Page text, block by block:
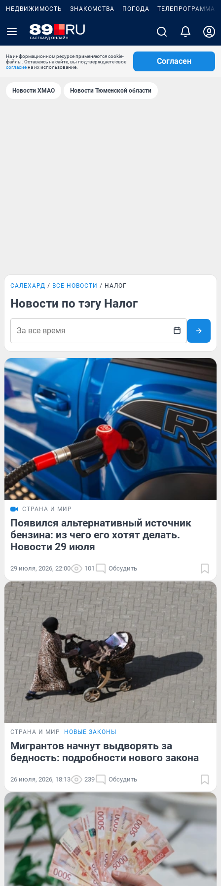
НЕДВИЖИМОСТЬ ЗНАКОМСТВА ПОГОДА ТЕЛЕПРОГРАММА
На информационном ресурсе применяются cookie-
файлы. Оставаясь на сайте, вы подтверждаете свое
согласиена их использование.
Согласен
Новости ХМАО Новости Тюменской области
САЛЕХАРД ВСЕ НОВОСТИ НАЛОГ
Новости по тэгу Налог
СТРАНА И МИР
Появился альтернативный источник
бензина: из чего его хотят делать.
Новости 29 июля
29 июля, 2026, 22:00 101 Обсудить
СТРАНА И МИР НОВЫЕ ЗАКОНЫ
Мигрантов начнут выдворять за
бедность: подробности нового закона
26 июля, 2026, 18:13 239 Обсудить